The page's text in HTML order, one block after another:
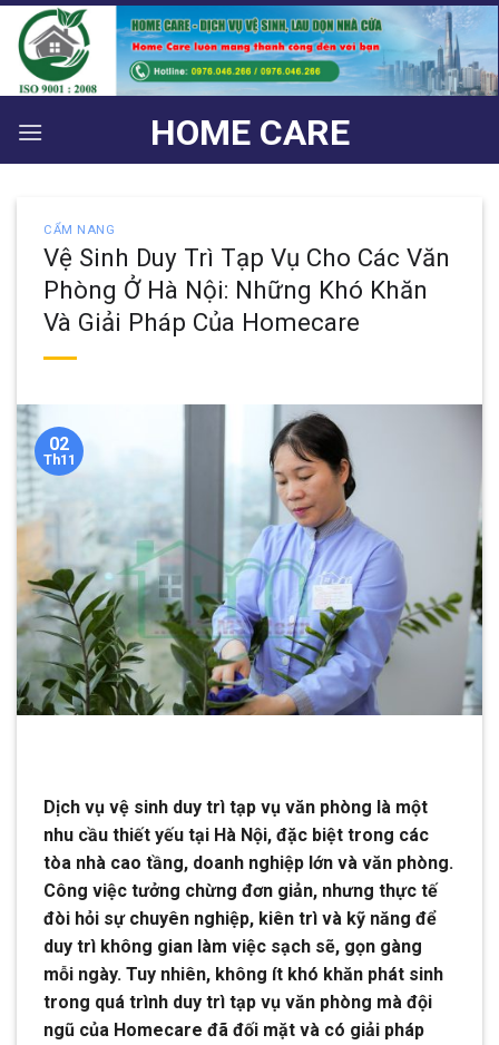
Bỏ
qua
nội
dung
HOME CARE
CẨM NANG
Vệ Sinh Duy Trì Tạp Vụ Cho Các Văn
Phòng Ở Hà Nội: Những Khó Khăn
Và Giải Pháp Của Homecare
02
Th11
Dịch vụ vệ sinh duy trì tạp vụ văn phòng là một
nhu cầu thiết yếu tại Hà Nội, đặc biệt trong các
tòa nhà cao tầng, doanh nghiệp lớn và văn phòng.
Công việc tưởng chừng đơn giản, nhưng thực tế
đòi hỏi sự chuyên nghiệp, kiên trì và kỹ năng để
duy trì không gian làm việc sạch sẽ, gọn gàng
mỗi ngày. Tuy nhiên, không ít khó khăn phát sinh
trong quá trình duy trì tạp vụ văn phòng mà đội
ngũ của Homecare đã đối mặt và có giải pháp